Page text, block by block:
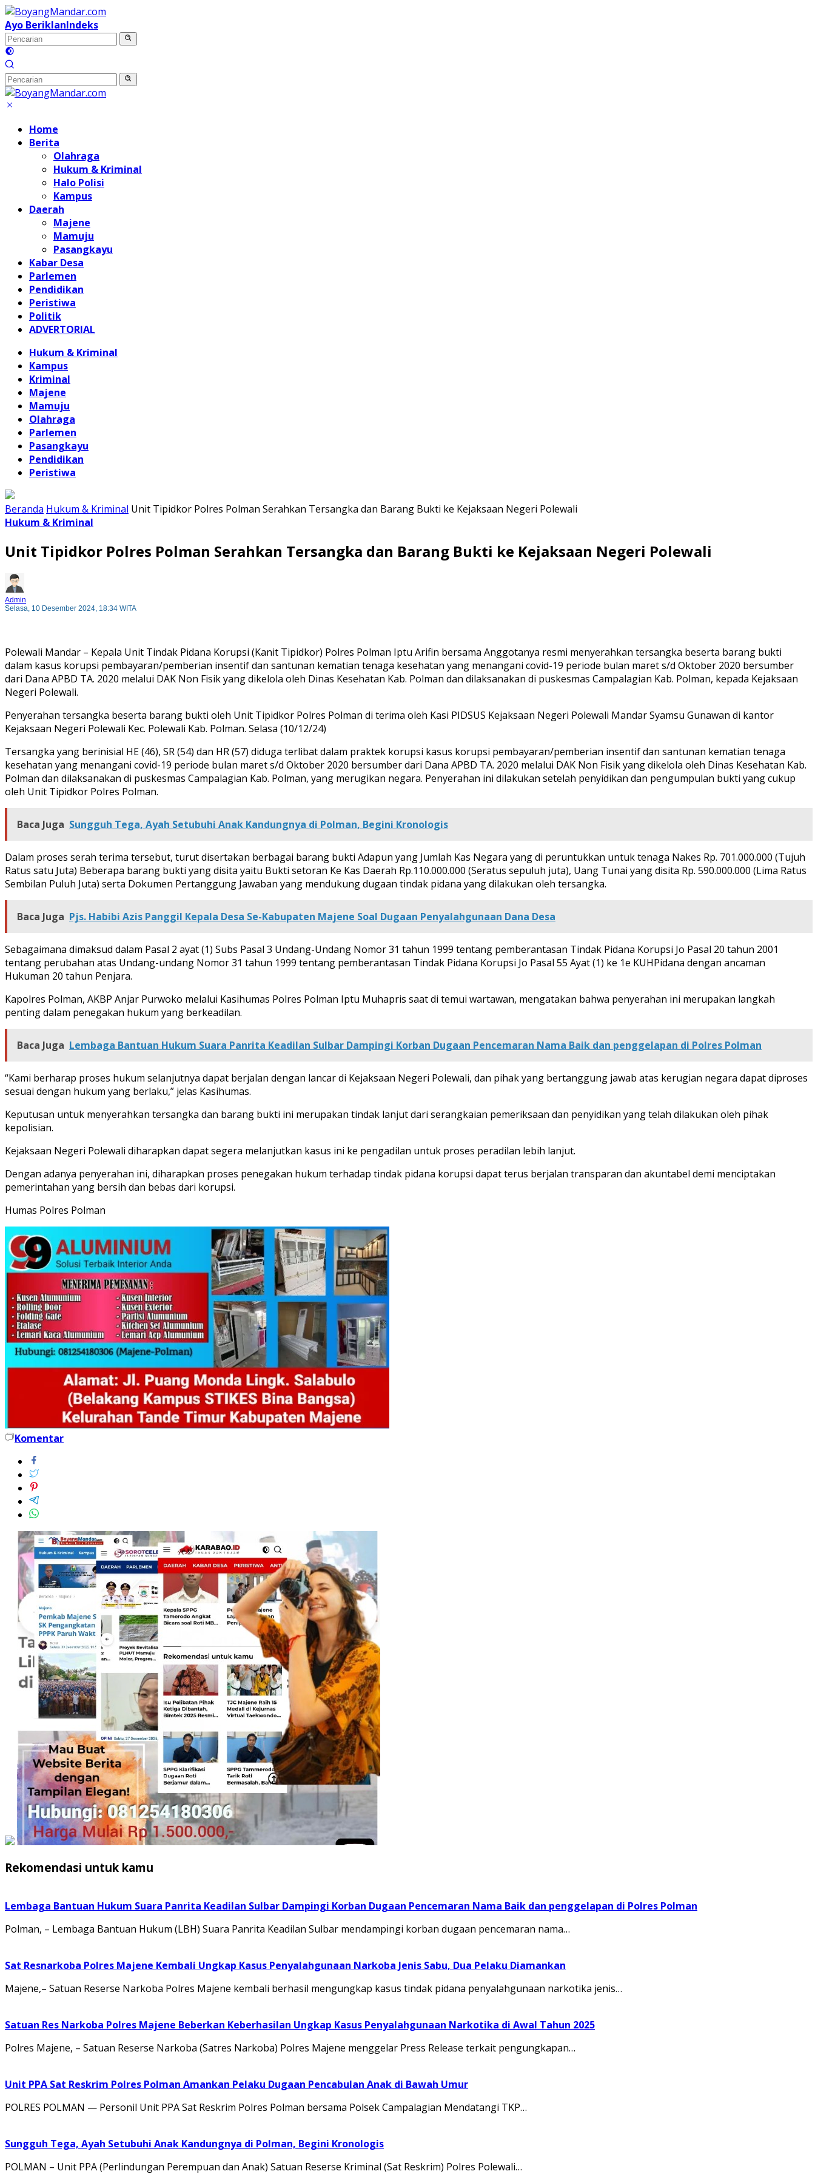
Langsung
ke
konten
Ayo BeriklanIndeks
Home
Berita
Olahraga
Hukum & Kriminal
Halo Polisi
Kampus
Daerah
Majene
Mamuju
Pasangkayu
Kabar Desa
Parlemen
Pendidikan
Peristiwa
Politik
ADVERTORIAL
Hukum & Kriminal
Kampus
Kriminal
Majene
Mamuju
Olahraga
Parlemen
Pasangkayu
Pendidikan
Peristiwa
Beranda Hukum & Kriminal Unit Tipidkor Polres Polman Serahkan Tersangka dan Barang Bukti ke Kejaksaan Negeri Polewali
Hukum & Kriminal
Unit Tipidkor Polres Polman Serahkan Tersangka dan Barang Bukti ke Kejaksaan Negeri Polewali
Admin
Selasa, 10 Desember 2024, 18:34 WITA
Polewali Mandar – Kepala Unit Tindak Pidana Korupsi (Kanit Tipidkor) Polres Polman Iptu Arifin bersama Anggotanya resmi menyerahkan tersangka beserta barang bukti
dalam kasus korupsi pembayaran/pemberian insentif dan santunan kematian tenaga kesehatan yang menangani covid-19 periode bulan maret s/d Oktober 2020 bersumber
dari Dana APBD TA. 2020 melalui DAK Non Fisik yang dikelola oleh Dinas Kesehatan Kab. Polman dan dilaksanakan di puskesmas Campalagian Kab. Polman, kepada Kejaksaan
Negeri Polewali.
Penyerahan tersangka beserta barang bukti oleh Unit Tipidkor Polres Polman di terima oleh Kasi PIDSUS Kejaksaan Negeri Polewali Mandar Syamsu Gunawan di kantor
Kejaksaan Negeri Polewali Kec. Polewali Kab. Polman. Selasa (10/12/24)
Tersangka yang berinisial HE (46), SR (54) dan HR (57) diduga terlibat dalam praktek korupsi kasus korupsi pembayaran/pemberian insentif dan santunan kematian tenaga
kesehatan yang menangani covid-19 periode bulan maret s/d Oktober 2020 bersumber dari Dana APBD TA. 2020 melalui DAK Non Fisik yang dikelola oleh Dinas Kesehatan Kab.
Polman dan dilaksanakan di puskesmas Campalagian Kab. Polman, yang merugikan negara. Penyerahan ini dilakukan setelah penyidikan dan pengumpulan bukti yang cukup
oleh Unit Tipidkor Polres Polman.
Baca Juga Sungguh Tega, Ayah Setubuhi Anak Kandungnya di Polman, Begini Kronologis
Dalam proses serah terima tersebut, turut disertakan berbagai barang bukti Adapun yang Jumlah Kas Negara yang di peruntukkan untuk tenaga Nakes Rp. 701.000.000 (Tujuh
Ratus satu Juta) Beberapa barang bukti yang disita yaitu Bukti setoran Ke Kas Daerah Rp.110.000.000 (Seratus sepuluh juta), Uang Tunai yang disita Rp. 590.000.000 (Lima Ratus
Sembilan Puluh Juta) serta Dokumen Pertanggung Jawaban yang mendukung dugaan tindak pidana yang dilakukan oleh tersangka.
Baca Juga Pjs. Habibi Azis Panggil Kepala Desa Se-Kabupaten Majene Soal Dugaan Penyalahgunaan Dana Desa
Sebagaimana dimaksud dalam Pasal 2 ayat (1) Subs Pasal 3 Undang-Undang Nomor 31 tahun 1999 tentang pemberantasan Tindak Pidana Korupsi Jo Pasal 20 tahun 2001
tentang perubahan atas Undang-undang Nomor 31 tahun 1999 tentang pemberantasan Tindak Pidana Korupsi Jo Pasal 55 Ayat (1) ke 1e KUHPidana dengan ancaman
Hukuman 20 tahun Penjara.
Kapolres Polman, AKBP Anjar Purwoko melalui Kasihumas Polres Polman Iptu Muhapris saat di temui wartawan, mengatakan bahwa penyerahan ini merupakan langkah
penting dalam penegakan hukum yang berkeadilan.
Baca Juga Lembaga Bantuan Hukum Suara Panrita Keadilan Sulbar Dampingi Korban Dugaan Pencemaran Nama Baik dan penggelapan di Polres Polman
“Kami berharap proses hukum selanjutnya dapat berjalan dengan lancar di Kejaksaan Negeri Polewali, dan pihak yang bertanggung jawab atas kerugian negara dapat diproses
sesuai dengan hukum yang berlaku,” jelas Kasihumas.
Keputusan untuk menyerahkan tersangka dan barang bukti ini merupakan tindak lanjut dari serangkaian pemeriksaan dan penyidikan yang telah dilakukan oleh pihak
kepolisian.
Kejaksaan Negeri Polewali diharapkan dapat segera melanjutkan kasus ini ke pengadilan untuk proses peradilan lebih lanjut.
Dengan adanya penyerahan ini, diharapkan proses penegakan hukum terhadap tindak pidana korupsi dapat terus berjalan transparan dan akuntabel demi menciptakan
pemerintahan yang bersih dan bebas dari korupsi.
Humas Polres Polman
Komentar
Rekomendasi untuk kamu
Lembaga Bantuan Hukum Suara Panrita Keadilan Sulbar Dampingi Korban Dugaan Pencemaran Nama Baik dan penggelapan di Polres Polman
Polman, – Lembaga Bantuan Hukum (LBH) Suara Panrita Keadilan Sulbar mendampingi korban dugaan pencemaran nama…
Sat Resnarkoba Polres Majene Kembali Ungkap Kasus Penyalahgunaan Narkoba Jenis Sabu, Dua Pelaku Diamankan
Majene,– Satuan Reserse Narkoba Polres Majene kembali berhasil mengungkap kasus tindak pidana penyalahgunaan narkotika jenis…
Satuan Res Narkoba Polres Majene Beberkan Keberhasilan Ungkap Kasus Penyalahgunaan Narkotika di Awal Tahun 2025
Polres Majene, – Satuan Reserse Narkoba (Satres Narkoba) Polres Majene menggelar Press Release terkait pengungkapan…
Unit PPA Sat Reskrim Polres Polman Amankan Pelaku Dugaan Pencabulan Anak di Bawah Umur
POLRES POLMAN — Personil Unit PPA Sat Reskrim Polres Polman bersama Polsek Campalagian Mendatangi TKP…
Sungguh Tega, Ayah Setubuhi Anak Kandungnya di Polman, Begini Kronologis
POLMAN – Unit PPA (Perlindungan Perempuan dan Anak) Satuan Reserse Kriminal (Sat Reskrim) Polres Polewali…